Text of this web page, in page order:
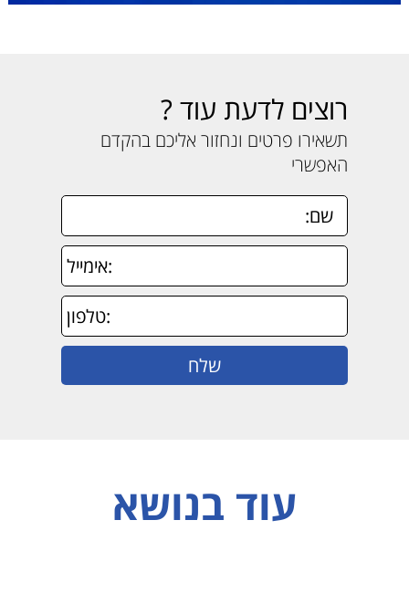
רוצים לדעת עוד ?
תשאירו פרטים ונחזור אליכם בהקדם
האפשרי
עוד בנושא